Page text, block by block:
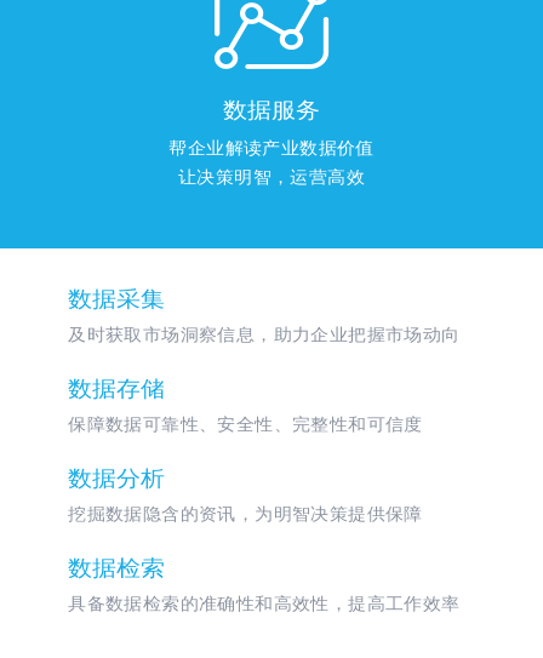

数据服务
帮企业解读产业数据价值
让决策明智，运营高效
数据采集
及时获取市场洞察信息，助力企业把握市场动向
数据存储
保障数据可靠性、安全性、完整性和可信度
数据分析
挖掘数据隐含的资讯，为明智决策提供保障
数据检索
具备数据检索的准确性和高效性，提高工作效率